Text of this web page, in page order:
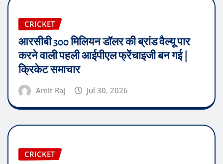
CRICKET
आरसीबी 300 मिलियन डॉलर की ब्रांड वैल्यू पार
करने वाली पहली आईपीएल फ्रेंचाइजी बन गई |
क्रिकेट समाचार
Amit Raj Jul 30, 2026
CRICKET